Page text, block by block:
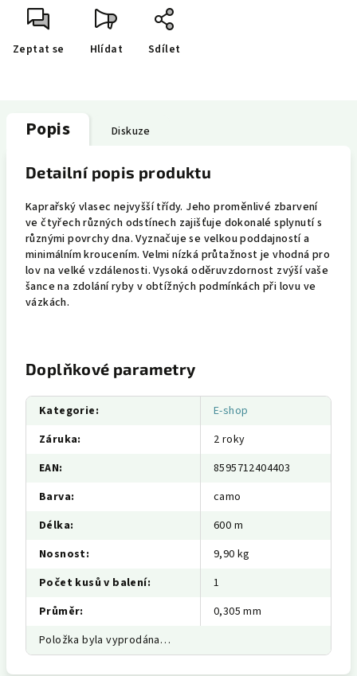
Zeptat se Hlídat Sdílet
Popis Diskuze
Detailní popis produktu
Kaprařský vlasec nejvyšší třídy. Jeho proměnlivé zbarvení
ve čtyřech různých odstínech zajišťuje dokonalé splynutí s
různými povrchy dna. Vyznačuje se velkou poddajností a
minimálním kroucením. Velmi nízká průtažnost je vhodná pro
lov na velké vzdálenosti. Vysoká oděruvzdornost zvýší vaše
šance na zdolání ryby v obtížných podmínkách při lovu ve
vázkách.
Doplňkové parametry
Kategorie:
E-shop
Záruka:
2 roky
EAN:
8595712404403
Barva:
camo
Délka:
600 m
Nosnost:
9,90 kg
Počet kusů v balení:
1
Průměr:
0,305 mm
Položka byla vyprodána…